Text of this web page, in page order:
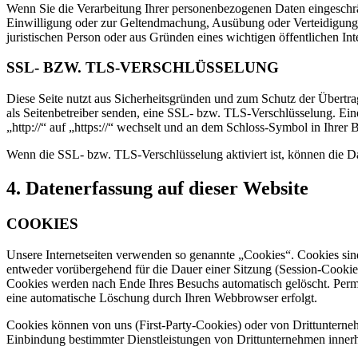
Wenn Sie die Verarbeitung Ihrer personenbezogenen Daten
Einwilligung oder zur Geltendmachung, Ausübung oder
juristischen Person oder aus Gründen eines wichtigen öffentlichen
SSL- BZW. TLS-VERSCHLÜSSELUNG
Diese Seite nutzt aus Sicherheitsgründen und zum Schutz der
als Seitenbetreiber senden, eine SSL- bzw. TLS-Verschlüsselung.
„http://“ auf „https://“ wechselt und an dem Schloss-Symbol in Ihrer
Wenn die SSL- bzw. TLS-Verschlüsselung aktiviert ist, können die
4. Datenerfassung auf dieser Website
COOKIES
Unsere Internetseiten verwenden so genannte „Cookies“. Cookies
entweder vorübergehend für die Dauer einer Sitzung (Session-
Cookies werden nach Ende Ihres Besuchs automatisch gelöscht.
eine automatische Löschung durch Ihren Webbrowser erfolgt.
Cookies können von uns (First-Party-Cookies) oder von
Einbindung bestimmter Dienstleistungen von Drittunternehmen